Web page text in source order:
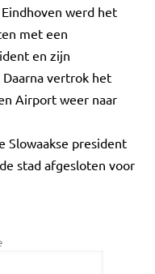
werd het
met een
en zijn
vertrok het
Airport weer naar
Slowaakse president
stad afgesloten voor